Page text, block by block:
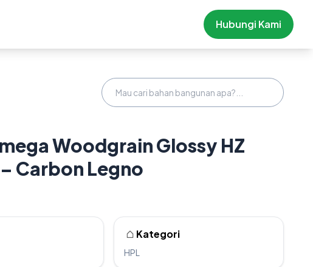
Hubungi Kami
Woodgrain Glossy HZ
Carbon Legno
Kategori
HPL